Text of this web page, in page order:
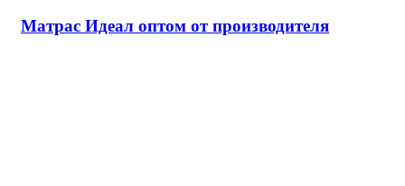
Матрас Идеал оптом от производителя